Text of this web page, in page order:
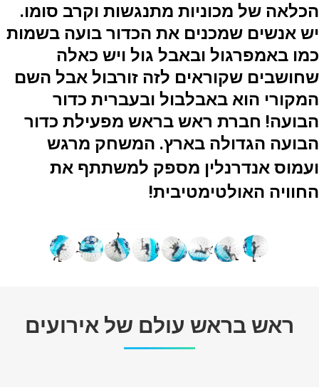
הכלאה של מכוניות מתנגשות וקרב סומו.
יש אנשים שמכנים את הכדור בועה בשמות
כמו באמפרגול ובאבל גול ויש כאלה
שחושבים שקוראים לזה זורבול אבל השם
המקורי הוא באבלבול ובעברית כדור
הבועה! חברת ראש בראש מפעילת כדור
הבועה הגדולה בארץ. המשחק מרגש
ועמוס אנדרנלין מספק למשתתף את
החוויה האולטימטיבית!
ראש בראש עולם של אירועים